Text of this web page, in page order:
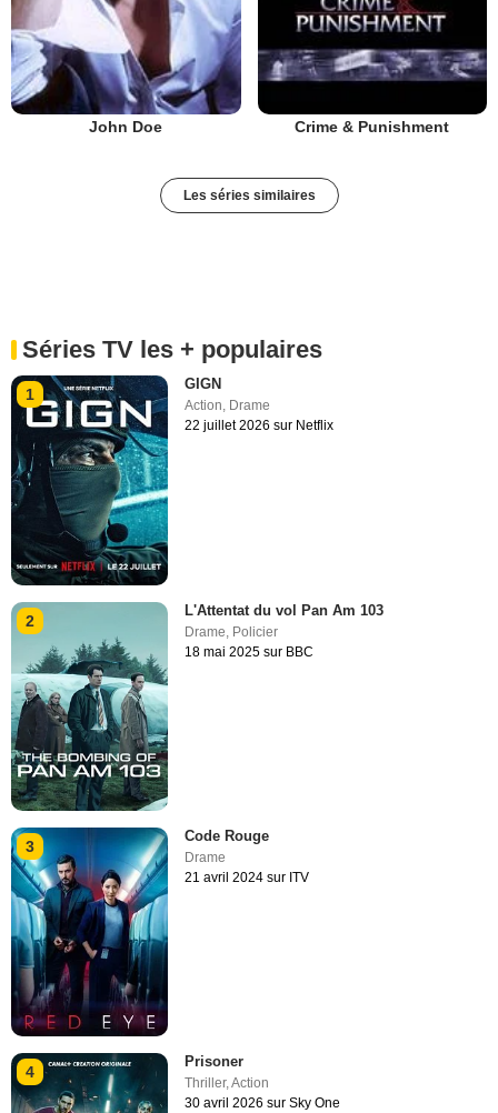
John Doe Crime & Punishment
Les séries similaires
Séries TV les + populaires
1
GIGN
Action, Drame
22 juillet 2026 sur Netflix
2
L'Attentat du vol Pan Am 103
Drame Policier
18 mai 2025 sur BBC
3
Code Rouge
Drame
21 avril 2024 sur ITV
4
Prisoner
Thriller,Action
30 avril 2026 sur Sky One